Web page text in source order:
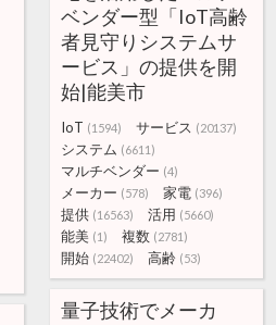
ベンダー型「IoT高齢
者見守りシステムサ
ービス」の提供を開
始|能美市
IoT (1594) サービス (20137)
システム (6611)
マルチベンダー (4)
メーカー (578) 家電 (396)
提供 (16563) 活用 (5660)
能美 (1) 複数 (2781)
開始 (22402) 高齢 (53)
量子技術でメーカ